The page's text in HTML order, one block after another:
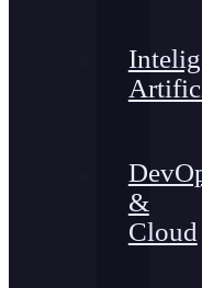
&
Cloud